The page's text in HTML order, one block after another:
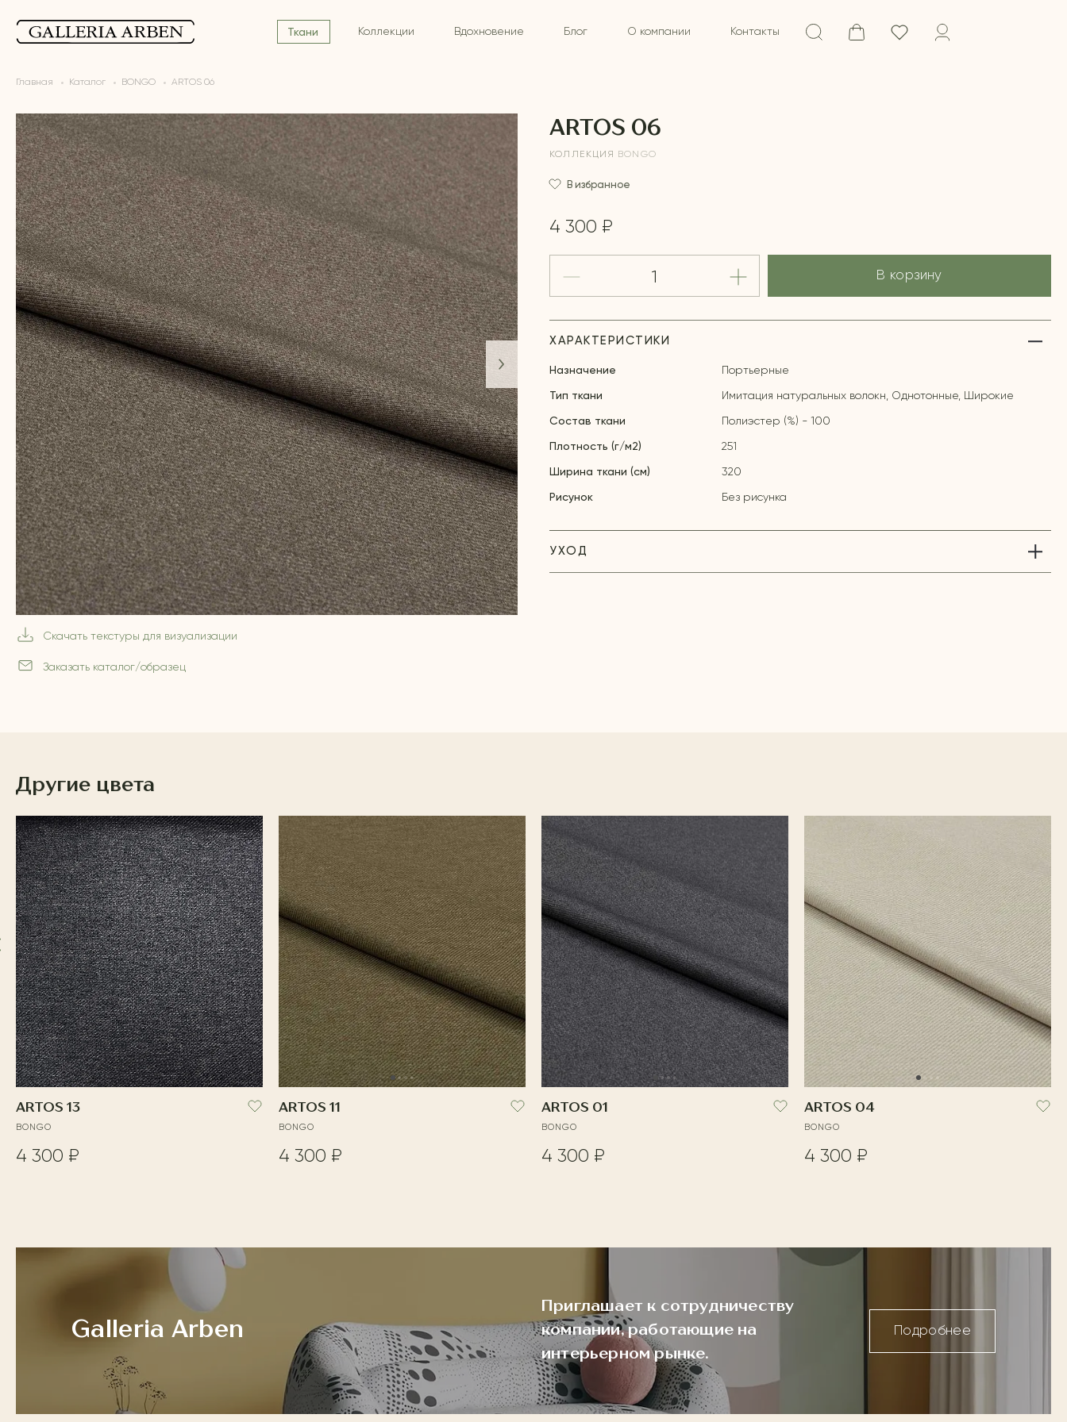
Ткани Коллекции Вдохновение Блог О компании Контакты
Главная Каталог BONGO ARTOS 06
Скачать текстуры для визуализации
Заказать каталог/образец
ARTOS 06
КОЛЛЕКЦИЯ BONGO
В избранное
4 300 ₽
В корзину
ХАРАКТЕРИСТИКИ
Назначение Портьерные
Тип ткани Имитация натуральных волокн, Однотонные, Широкие
Состав ткани Полиэстер (%) - 100
Плотность (г/м2) 251
Ширина ткани (см) 320
Рисунок Без рисунка
УХОД
Другие цвета
ARTOS 13
BONGO
4 300 ₽
ARTOS 11
BONGO
4 300 ₽
ARTOS 01
BONGO
4 300 ₽
ARTOS 04
BONGO
4 300 ₽
Galleria Arben
Приглашает к сотрудничеству
компании, работающие на
интерьерном рынке.
Подробнее